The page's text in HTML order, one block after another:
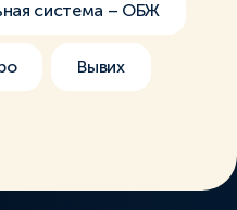
система – ОБЖ
Вывих